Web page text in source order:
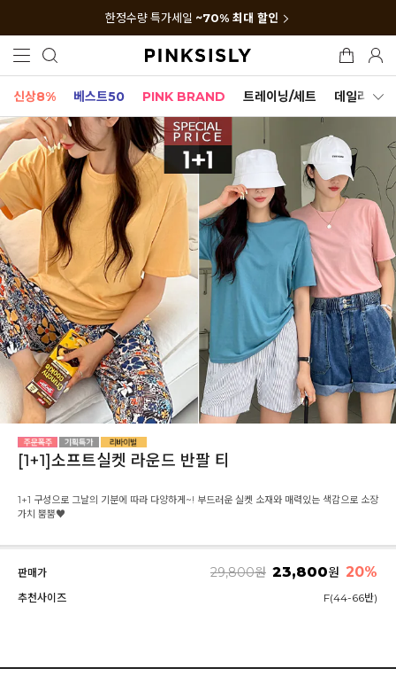
한정수량 특가세일 ~70% 최대 할인
신상8% 베스트50 PINK BRAND 트레이닝/세트 데일리세트
[1+1]소프트실켓 라운드 반팔 티
1+1 구성으로 그날의 기분에 따라 다양하게~! 부드러운 실켓 소재와 매력있는 색감으로 소장
가치 뿜뿜♥
판매가 29,800원 23,800원 20%
추천사이즈 F(44-66반)